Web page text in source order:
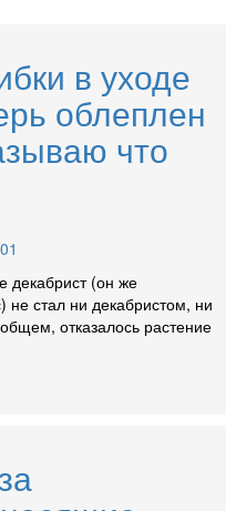
в уходе
облеплен
что
декабрист (он же
не стал ни декабристом, ни
отказалось растение